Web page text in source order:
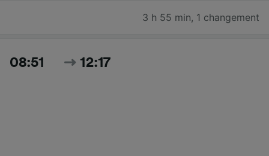
3 h 55 min, 1 changement
08:51 12:17